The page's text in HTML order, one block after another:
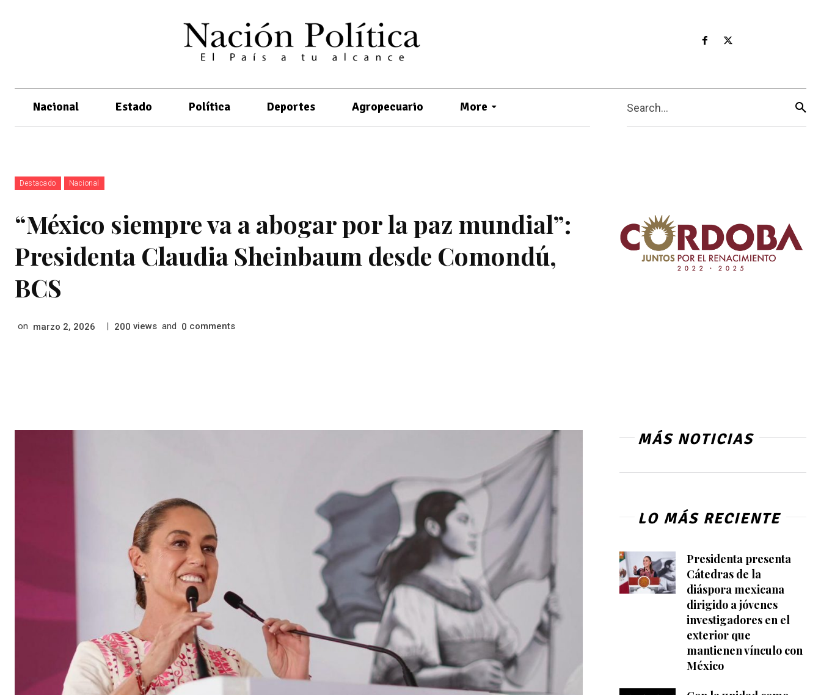
Nacional Estado Política Deportes Agropecuario More Search...
Destacado Nacional
“México siempre va a abogar por la paz mundial”:
Presidenta Claudia Sheinbaum desde Comondú,
BCS
on marzo 2, 2026 200 views and 0 comments
MÁS NOTICIAS
LO MÁS RECIENTE
Presidenta presenta
Cátedras de la
diáspora mexicana
dirigido a jóvenes
investigadores en el
exterior que
mantienen vínculo con
México